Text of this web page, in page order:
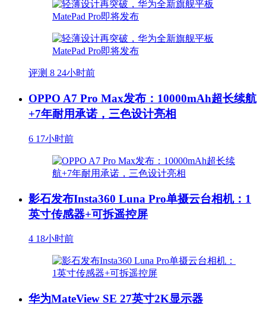
评测 8 24小时前
OPPO A7 Pro Max发布：10000mAh超长续航
+7年耐用承诺，三色设计亮相
6 17小时前
影石发布Insta360 Luna Pro单摄云台相机：1
英寸传感器+可拆遥控屏
4 18小时前
华为MateView SE 27英寸2K显示器